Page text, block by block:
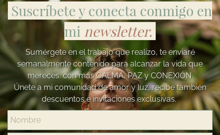
Suscríbete y conecta conmigo en
mi newsletter.
Sumérgete en el trabajo que realizo, te enviaré
semanalmente contenido para alcanzar la vida que
mereces: con más CALMA, PAZ y CONEXIÓN.
​Únete a mi comunidad de amor y luz, recibe también
descuentos e invitaciones exclusivas.